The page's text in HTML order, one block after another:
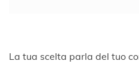
La tua scelta parla del tuo